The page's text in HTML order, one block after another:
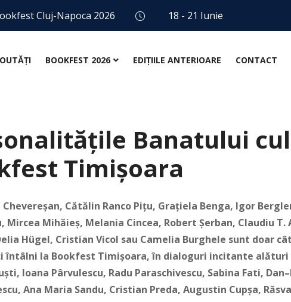
Cluj-Napoca 2026 18 - 21 Iunie
BOOKFEST 2026 EDIȚIILE ANTERIOARE CONTACT
Banatului
Timișoara
Cătălin Ranco Pițu, Grațiela Benga, Igor
Mircea Mihăieș, Melania Cincea, Robert Șerban, Claudiu
Hügel, Cristian Vicol sau Camelia Burghele sunt doar
întâlni la Bookfest Timișoara, în dialoguri incitante alături
Ioana Pârvulescu, Radu Paraschivescu, Sabina Fati,
Ana Maria Sandu, Cristian Preda, Augustin Cupșa,